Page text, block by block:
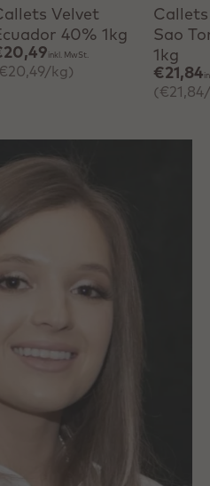
Velvet
40% 1kg
inkl. MwSt.
kg)
Sao
1kg
€21,84